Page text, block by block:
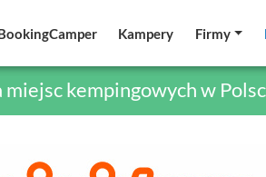
Kampery Firmy
kempingowych w
Kampery Firmy